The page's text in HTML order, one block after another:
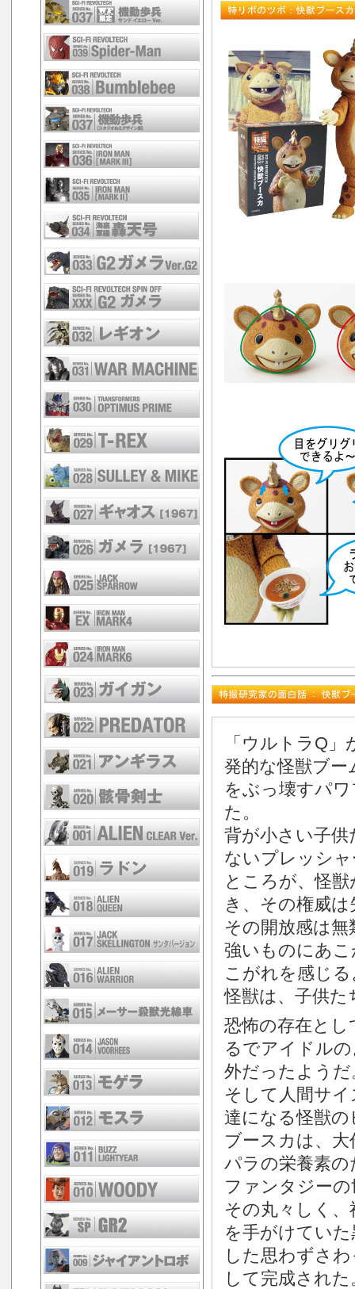
「ウルトラQ
発的な怪獣ブ
をぶっ壊すパ
た。
背が小さい子
ないプレッシ
ところが、怪
き、その権威
その開放感は無
強いものにあ
こがれを感じ
怪獣は、子供
恐怖の存在と
るでアイドル
外だったようだ
そして人間サ
達になる怪獣
ブースカは、
パラの栄養素
ファンタジー
その丸々しく
を手がけてい
した思わずさ
して完成された